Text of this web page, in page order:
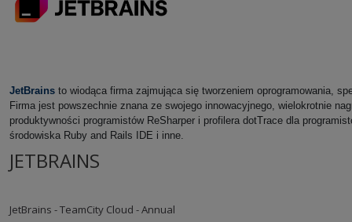
JetBrains to wiodąca firma zajmująca się tworzeniem oprogramowania,
Firma jest powszechnie znana ze swojego innowacyjnego, wielokrotnie
produktywności programistów ReSharper i profilera dotTrace dla
środowiska Ruby and Rails IDE i inne.
JETBRAINS
JetBrains - TeamCity Cloud - Annual